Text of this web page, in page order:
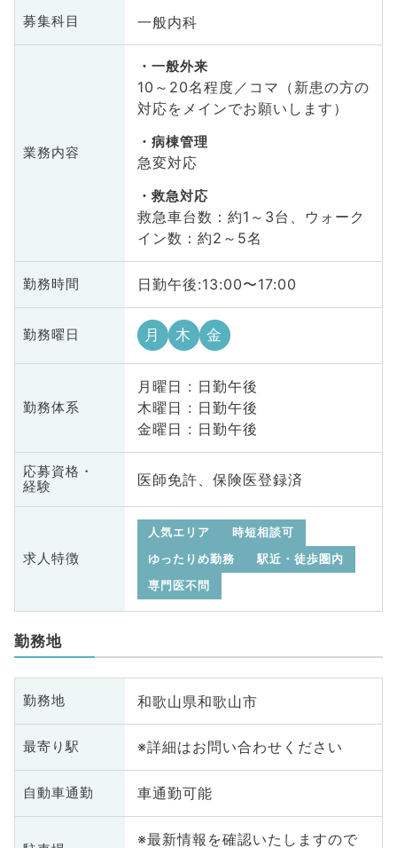
募集科目 一般内科
業務内容
一般外来
10～20名程度／コマ（新患の方の
対応をメインでお願いします）
病棟管理
急変対応
救急対応
救急車台数：約1～3台、ウォーク
イン数：約2～5名
勤務時間 日勤午後:13:00〜17:00
勤務曜日 月 木 金
勤務体系
月曜日 : 日勤午後
木曜日 : 日勤午後
金曜日 : 日勤午後
応募資格・
経験
医師免許、保険医登録済
求人特徴
人気エリア
時短相談可
ゆったりめ勤務
駅近・徒歩圏内
専門医不問
勤務地
勤務地 和歌山県和歌山市
最寄り駅 ※詳細はお問い合わせください
自動車通勤 車通勤可能
※最新情報を確認いたしますので